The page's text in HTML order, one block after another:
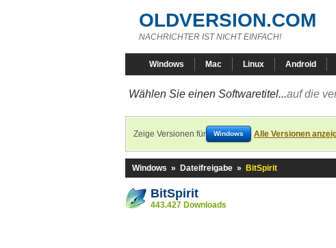
OLDVERSION.COM
NACHRICHTER IST NICHT EINFACH!
Windows Mac Linux Android
Wählen Sie einen Softwaretitel...auf die
Zeige Versionen für Windows Alle Versionen
Windows » Dateifreigabe » BitSpirit
BitSpirit
443.427 Downloads